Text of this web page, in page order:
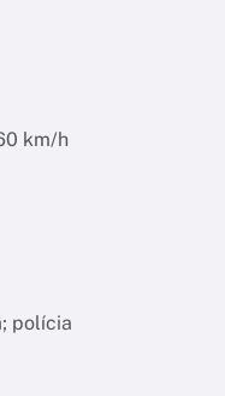
km/h
polícia